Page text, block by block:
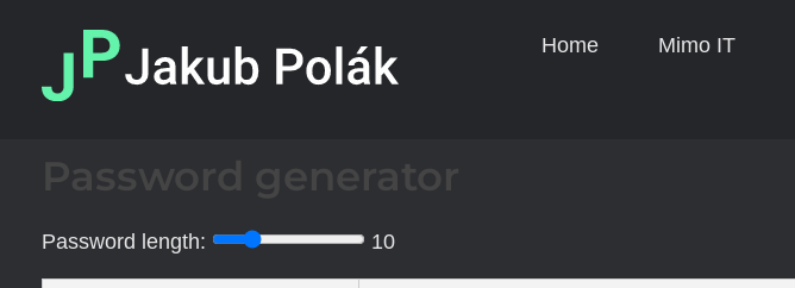
Home Mimo IT
Password generator
Password length: 10